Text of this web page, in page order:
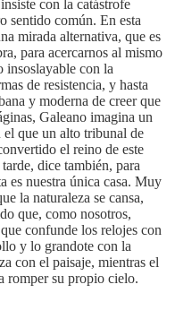
con la catástrofe
sentido común. En esta
mirada alternativa, que es
para acercarnos al mismo
insoslayable con la
de resistencia, y hasta
y moderna de creer que
Galeano imagina un
el que un alto tribunal de
el reino de este
dice también, para
es nuestra única casa. Muy
la naturaleza se cansa,
que, como nosotros,
confunde los relojes con
y lo grandote con la
con el paisaje, mientras el
romper su propio cielo.